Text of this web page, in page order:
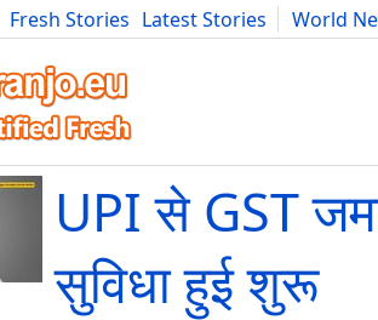
Fresh Stories Latest Stories
World
Art Cars Advice Science
UPI से GST
सुविधा हुई शुरू